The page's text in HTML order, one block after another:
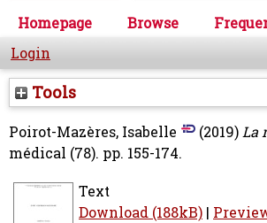
Homepage Browse
Login
Tools
Poirot-Mazères, Isabelle (2019)La
médical (78). pp. 155-174.
Text
Download (188kB) |